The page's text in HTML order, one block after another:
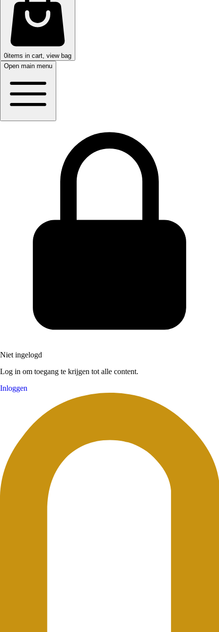
0items in cart, view bag
Open main menu
Niet ingelogd
Log in om toegang te krijgen tot alle content.
Inloggen